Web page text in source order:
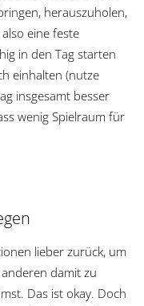
herauszuholen,
eine feste
in den Tag starten
einhalten (nutze
insgesamt besser
wenig Spielraum für
lieber zurück, um
damit zu
Das ist okay. Doch